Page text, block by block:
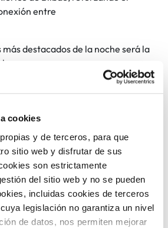
cookies
y de terceros, para que
sitio web y disfrutar de sus
son estrictamente
del sitio web y no se pueden
incluidas cookies de terceros
legislación no garantiza un nivel
de datos, nos permiten mejorar
entre
destacados de la noche será la
al Centro de Desarrollo
a Euskadi, un hecho excepcional
en un
En el escenario presentarán la
tradición
como Patrimonio Cultural
por la
por sus voces profundas, su